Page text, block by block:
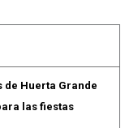
de Huerta Grande
las fiestas